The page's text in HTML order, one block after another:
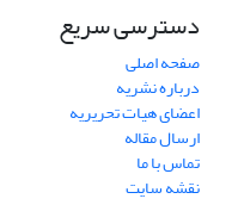
دسترسی سریع
صفحه اصلی
درباره نشریه
اعضای هیات تحریریه
ارسال مقاله
تماس با ما
نقشه سایت